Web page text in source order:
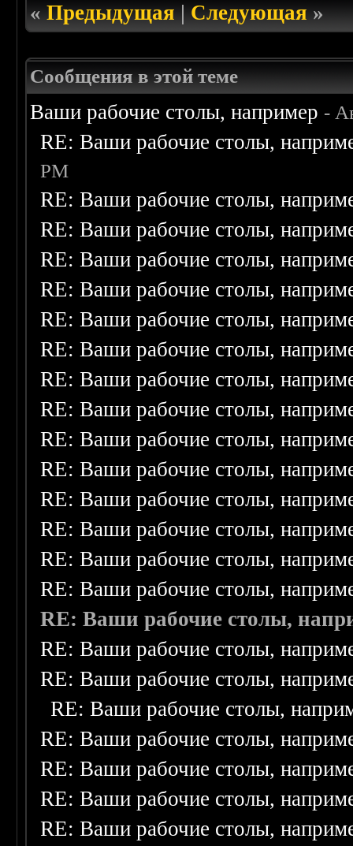
«Предыдущая|Следующая»
Сообщения в этой теме
Ваши рабочие столы, например -
RE: Ваши рабочие столы,
PM
RE: Ваши рабочие столы,
RE: Ваши рабочие столы,
RE: Ваши рабочие столы,
RE: Ваши рабочие столы,
RE: Ваши рабочие столы,
RE: Ваши рабочие столы,
RE: Ваши рабочие столы,
RE: Ваши рабочие столы,
RE: Ваши рабочие столы,
RE: Ваши рабочие столы,
RE: Ваши рабочие столы,
RE: Ваши рабочие столы,
RE: Ваши рабочие столы,
RE: Ваши рабочие столы,
RE: Ваши рабочие столы,
RE: Ваши рабочие столы,
RE: Ваши рабочие столы,
RE: Ваши рабочие столы,
RE: Ваши рабочие столы,
RE: Ваши рабочие столы,
RE: Ваши рабочие столы,
RE: Ваши рабочие столы,